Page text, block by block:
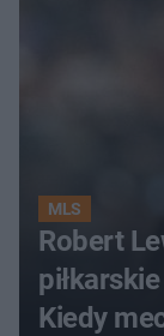
MLS
Robert
Kiedy